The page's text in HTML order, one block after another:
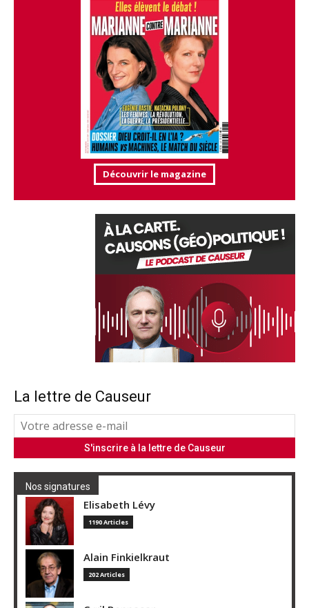
Découvrir le magazine
La lettre de Causeur
Nos signatures
Elisabeth Lévy
1190 Articles
Alain Finkielkraut
202 Articles